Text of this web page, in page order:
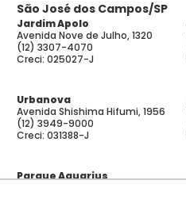
São José dos Campos/SP
Jardim Apolo
Avenida Nove de Julho, 1320
(12) 3307-4070
Creci: 025027-J
Urbanova
Avenida Shishima Hifumi, 1956
(12) 3949-9000
Creci: 031388-J
Parque Aquarius